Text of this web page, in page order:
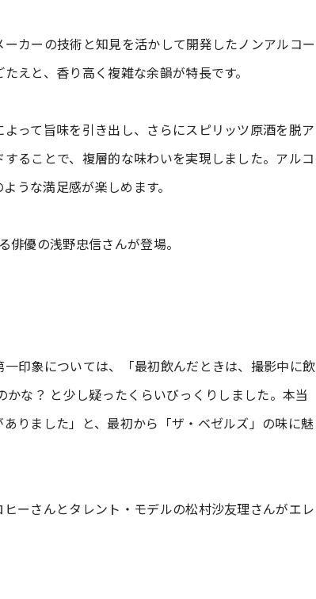
カーの技術と知見を活かして開発したノンアルコー
えと、香り高く複雑な余韻が特長です。
って旨味を引き出し、さらにスピリッツ原酒を脱ア
ることで、複層的な味わいを実現しました。アルコ
うな満足感が楽しめます。
優の浅野忠信さんが登場。
印象については、「最初飲んだときは、撮影中に飲
な？ と少し疑ったくらいびっくりしました。本当
りました」と、最初から「ザ・ベゼルズ」の味に魅
ーさんとタレント・モデルの松村沙友理さんがエレ